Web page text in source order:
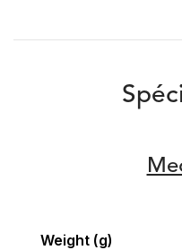
Weight (g)